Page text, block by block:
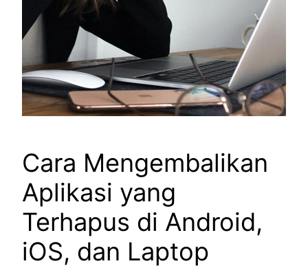
Cara Mengembalikan
Aplikasi yang
Terhapus di Android,
iOS, dan Laptop